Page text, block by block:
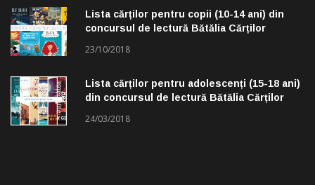
Lista cărților pentru copii (10-14 ani) din
concursul de lectură Bătălia Cărților
23/10/2018
Lista cărților pentru adolescenți (15-18 ani)
din concursul de lectură Bătălia Cărților
24/03/2018